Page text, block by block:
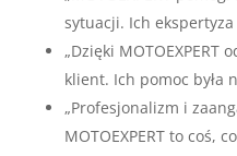
sytuacji. Ich ekspertyza
„Dzięki MOTOEXPERT
klient. Ich pomoc była
„Profesjonalizm i
MOTOEXPERT to coś,